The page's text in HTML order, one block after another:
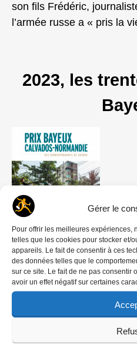
Gérer le
Pour offrir les meilleures expériences,
telles que les cookies pour stocker et/
appareils. Le fait de consentir à ces
des données telles que le
sur ce site. Le fait de ne pas consentir
avoir un effet négatif sur certaines
son fils Frédéric,
l’armée russe a « pris la
2023, les
Un Prix
internationale qui, à la
anniversaire a plus que le
l’a évoqué Patrick
depuis 2002, ville
octobre de chaque année.